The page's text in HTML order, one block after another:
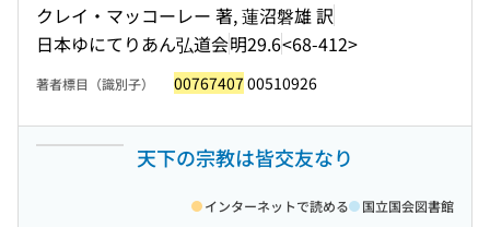
クレイ・マッコーレー 著, 蓮沼磐雄 訳
日本ゆにてりあん弘道会明29.6<68-412>
著者標目（識別子） 00767407 00510926
天下の宗教は皆交友なり
インターネットで読める 国立国会図書館